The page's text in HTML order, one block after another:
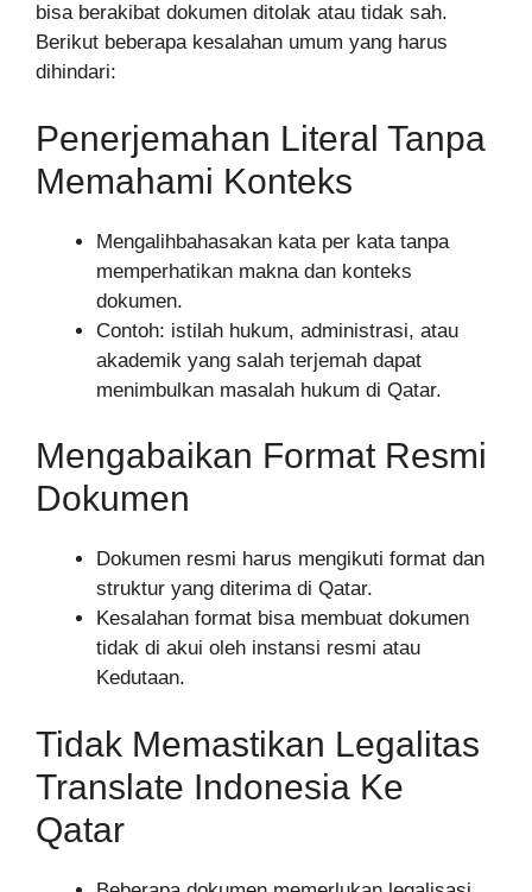
bisa berakibat dokumen ditolak atau tidak sah.
Berikut beberapa kesalahan umum yang harus
dihindari:
Penerjemahan Literal Tanpa
Memahami Konteks
Mengalihbahasakan kata per kata tanpa
memperhatikan makna dan konteks
dokumen.
Contoh: istilah hukum, administrasi, atau
akademik yang salah terjemah dapat
menimbulkan masalah hukum di Qatar.
Mengabaikan Format Resmi
Dokumen
Dokumen resmi harus mengikuti format dan
struktur yang diterima di Qatar.
Kesalahan format bisa membuat dokumen
tidak di akui oleh instansi resmi atau
Kedutaan.
Tidak Memastikan Legalitas
Translate Indonesia Ke
Qatar